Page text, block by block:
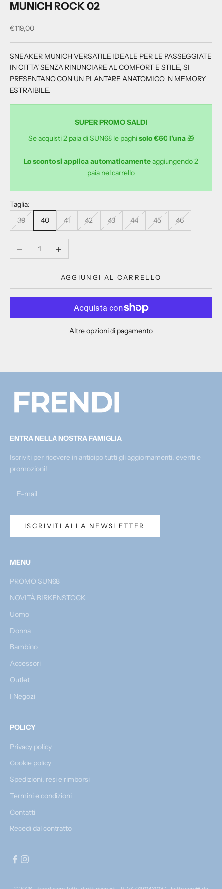
MUNICH ROCK 02
Prezzo scontato
€119,00
SNEAKER MUNICH VERSATILE IDEALE PER LE PASSEGGIATE
IN CITTA' SENZA RINUNCIARE AL COMFORT E STILE, SI
PRESENTANO CON UN PLANTARE ANATOMICO IN MEMORY
ESTRAIBILE.
SUPER PROMO SALDI
Se acquisti 2 paia di SUN68 le paghisolo €60 l'una🎁
Lo sconto si applica automaticamenteaggiungendo 2
paia nel carrello
Taglia:
39
40 41 42 43 44 45 46
Diminuisci quantità
AGGIUNGI AL CARRELLO
Altre opzioni di pagamento
ENTRA NELLA NOSTRA FAMIGLIA
Iscriviti per ricevere in anticipo tutti gli aggiornamenti, eventi e
promozioni!
ISCRIVITI ALLA NEWSLETTER
MENU
PROMO SUN68
NOVITÀ BIRKENSTOCK
Uomo
Donna
Bambino
Accessori
Outlet
I Negozi
POLICY
Privacy policy
Cookie policy
Spedizioni, resi e rimborsi
Termini e condizioni
Contatti
Recedi dal contratto